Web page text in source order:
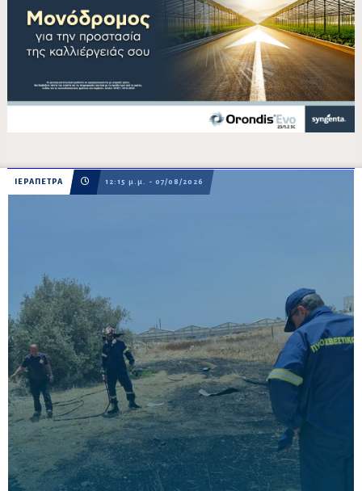
ΙΕΡΑΠΕΤΡΑ 12:15 μ.μ. - 07/08/2026